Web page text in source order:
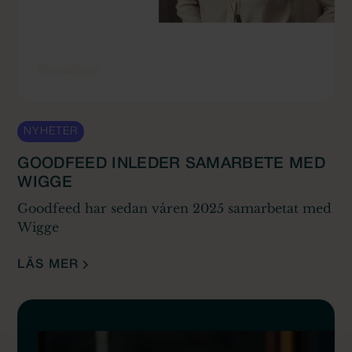
NYHETER
GOODFEED INLEDER SAMARBETE MED
WIGGE
Goodfeed har sedan våren 2025 samarbetat med
Wigge
LÄS MER